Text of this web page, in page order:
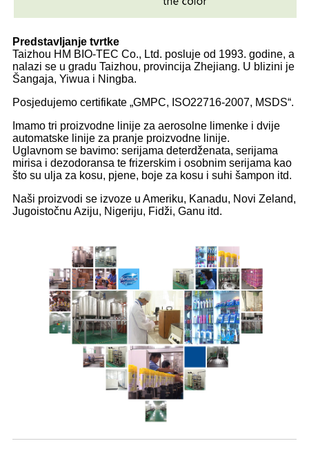
Predstavljanje tvrtke
Taizhou HM BIO-TEC Co., Ltd. posluje od 1993. godine, a
nalazi se u gradu Taizhou, provincija Zhejiang. U blizini je
Šangaja, Yiwua i Ningba.
Posjedujemo certifikate „GMPC, ISO22716-2007, MSDS“.
Imamo tri proizvodne linije za aerosolne limenke i dvije
automatske linije za pranje proizvodne linije.
Uglavnom se bavimo: serijama deterdženata, serijama
mirisa i dezodoransa te frizerskim i osobnim serijama kao
što su ulja za kosu, pjene, boje za kosu i suhi šampon itd.
Naši proizvodi se izvoze u Ameriku, Kanadu, Novi Zeland,
Jugoistočnu Aziju, Nigeriju, Fidži, Ganu itd.